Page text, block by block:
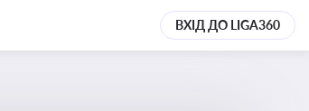
ВХІД ДО LIGA360